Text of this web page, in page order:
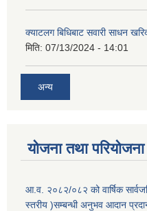
क्याटलग बिधिबाट सवारी साधन
मिति: 07/13/2024 - 14:01
अन्य
योजना तथा परियोजना
आ.व. २०८२/०८२ को वार्षिक
स्तरीय )सम्बन्धी अनुभव आदान